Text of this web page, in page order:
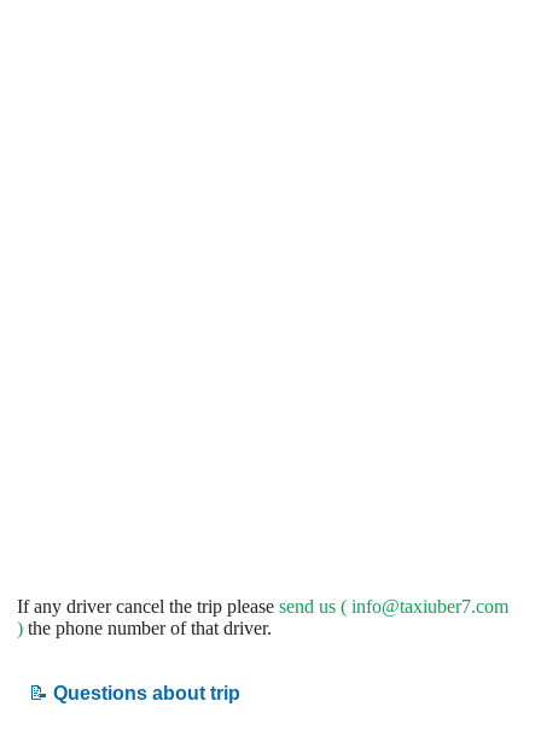
If any driver cancel the trip please send us ( info@taxiuber7.com
) the phone number of that driver.
📝 Questions about trip